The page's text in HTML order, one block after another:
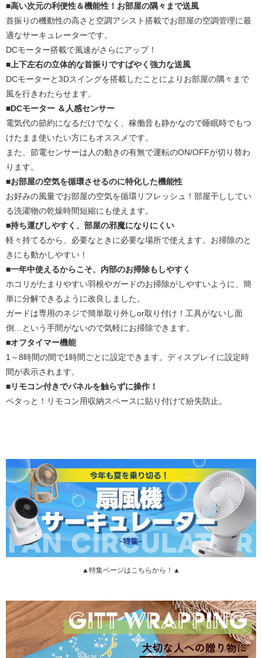
■高い次元の利便性＆機能性！お部屋の隅々まで送風
首振りの機動性の高さと空調アシスト搭載でお部屋の空調管理に最
適なサーキュレーターです。
DCモーター搭載で風速がさらにアップ！
■上下左右の立体的な首振りですばやく強力な送風
DCモーターと3Dスイングを搭載したことによりお部屋の隅々まで
風を行きわたらせます。
■DCモーター ＆人感センサー
電気代の節約になるだけでなく、稼働音も静かなので睡眠時でもつ
けたまま使いたい方にもオススメです。
また、節電センサーは人の動きの有無で運転のON/OFFが切り替わ
ります。
■お部屋の空気を循環させるのに特化した機能性
お好みの風量でお部屋の空気を循環リフレッシュ！部屋干ししてい
る洗濯物の乾燥時間短縮にも使えます。
■持ち運びしやすく、部屋の邪魔になりにくい
軽々持てるから、必要なときに必要な場所で使えます。お掃除のと
きにも動かしやすい！
■一年中使えるからこそ、内部のお掃除もしやすく
ホコリがたまりやすい羽根やガードのお掃除がしやすいように、簡
単に分解できるように改良しました。
ガードは専用のネジで簡単取り外しor取り付け！工具がないし面
倒…という手間がないので気軽にお掃除できます。
■オフタイマー機能
1～8時間の間で1時間ごとに設定できます。ディスプレイに設定時
間が表示されます。
■リモコン付きでパネルを触らずに操作！
ペタっと！リモコン用収納スペースに貼り付けて紛失防止。
▲特集ページはこちらから！▲